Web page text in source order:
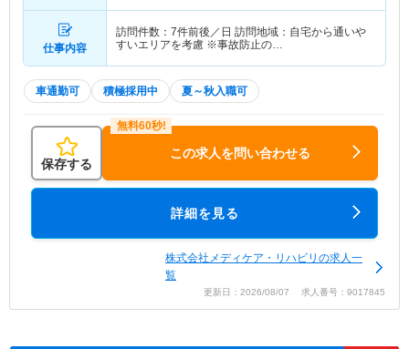
仕事内容
訪問件数：7件前後／日 訪問地域：自宅から通いや
すいエリアを考慮 ※事故防止の…
車通勤可 積極採用中 夏～秋入職可
保存する
この求人を問い合わせる
詳細を見る
株式会社メディケア・リハビリの求人一
覧
更新日：2026/08/07 求人番号：9017845